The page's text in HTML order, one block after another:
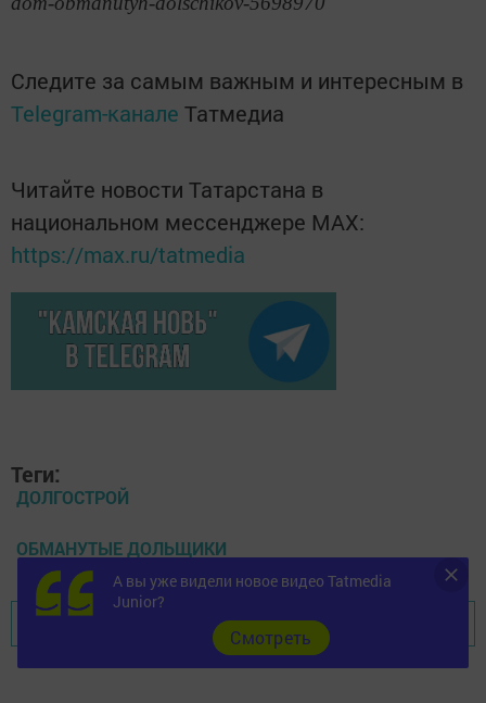
Следите за самым важным и интересным в
Telegram-канале Татмедиа
Читайте новости Татарстана в
национальном мессенджере MАХ:
https://max.ru/tatmedia
Теги:
ДОЛГОСТРОЙ
ОБМАНУТЫЕ ДОЛЬЩИКИ
Перейти на страницу новости
А вы уже видели новое видео Tatmedia
Junior?
Cмотреть